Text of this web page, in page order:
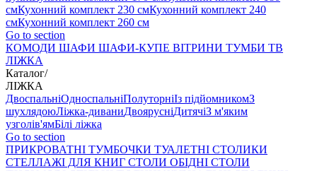
смКухонний комплект 230 смКухонний комплект 240
смКухонний комплект 260 см
Go to section
КОМОДИ ШАФИ ШАФИ-КУПЕ ВІТРИНИ ТУМБИ ТВ
ЛІЖКА
Каталог/
ЛІЖКА
ДвоспальніОдноспальніПолуторніІз підйомникомЗ
шухлядоюЛіжка-диваниДвоярусніДитячіЗ м'яким
узголів'ямБілі ліжка
Go to section
ПРИКРОВАТНІ ТУМБОЧКИ ТУАЛЕТНІ СТОЛИКИ
СТЕЛЛАЖІ ДЛЯ КНИГ СТОЛИ ОБІДНІ СТОЛИ